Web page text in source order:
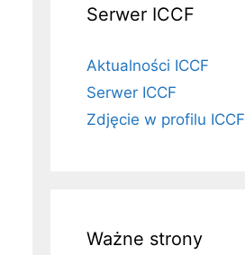
Serwer ICCF
Aktualności ICCF
Serwer ICCF
Zdjęcie w profilu ICCF
Ważne strony